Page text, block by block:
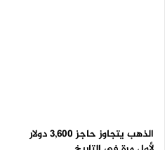
الذهب يتجاوز حاجز 3,600 دولار